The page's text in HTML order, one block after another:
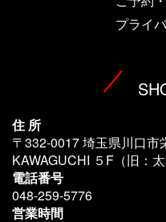
プライ
住 所
〒332-0017 埼玉県川口市
KAWAGUCHI ５F（旧：
電話番号
048-259-5776
営業時間